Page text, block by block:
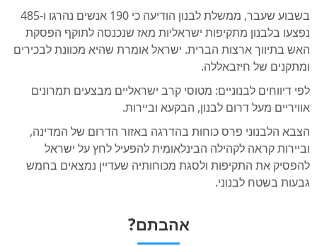
בשבוע שעבר, ממשלת לבנון הודיעה כי 190 אנשים נהרגו ו-485
נפצעו בלבנון מתקיפות ישראליות מאז שנכנסה לתוקף הפסקת
האש בתיווך ארצות הברית. ישראל אומרת שהיא מכוונת לבכירים
ומתקנים של חיזבאללה.
לפי דיווחים לבנוניים: מטוסי קרב ישראליים מבצעים תמרונים
אוויריים מעל דרום לבנון, הבקעא וביירות.
הצבא הלבנוני פרס כוחות בהדרגה באזור הדרום של המדינה,
וביירות קראה לקהילה הבינלאומית להפעיל לחץ על ישראל
להפסיק את התקיפות ולסגת מכוחותיה שעדיין נמצאים בחמש
גבעות בשטח לבנוני.
אהבתם?